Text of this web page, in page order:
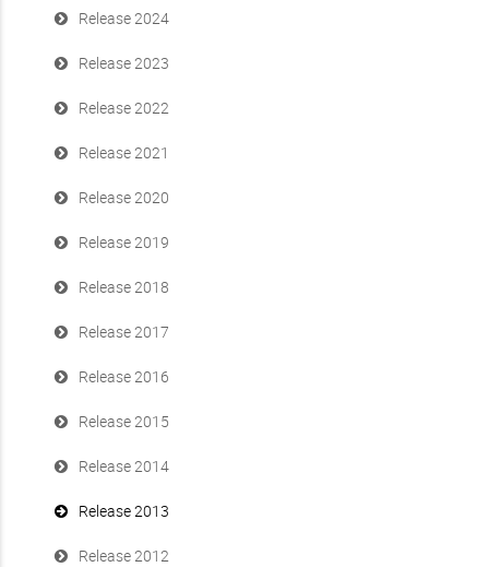
automaticamente impostata al valore più
lungo.
variabili stringa. Ora vengono presentate
senza doppi apici ("").
Release 2024
Release 2023
Release 2022
Release 2021
Release 2020
Release 2019
Release 2018
Release 2017
Release 2016
Release 2015
Release 2014
Release 2013
Release 2012